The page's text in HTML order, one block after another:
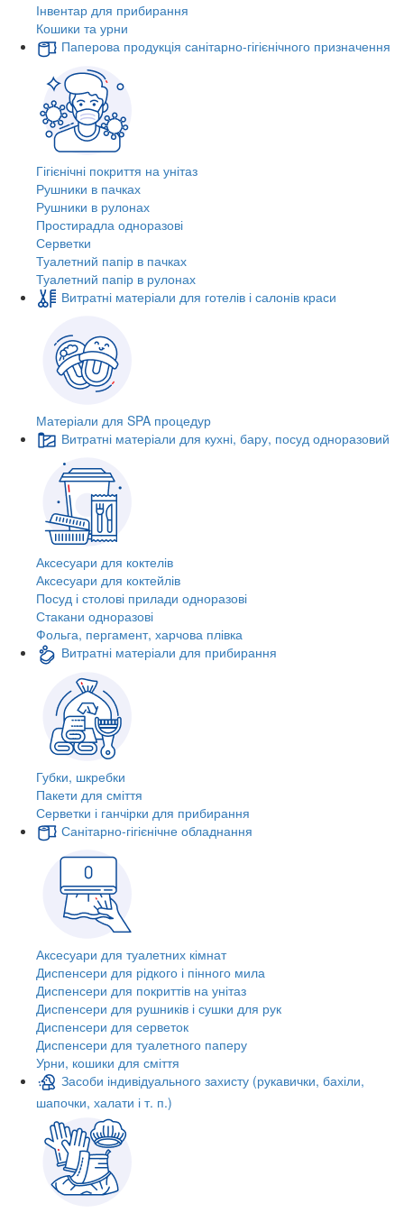
Інвентар для прибирання
Кошики та урни
Паперова продукція санітарно-гігієнічного призначення
Гігієнічні покриття на унітаз
Рушники в пачках
Рушники в рулонах
Простирадла одноразові
Серветки
Туалетний папір в пачках
Туалетний папір в рулонах
Витратні матеріали для готелів і салонів краси
Матеріали для SPA процедур
Витратні матеріали для кухні, бару, посуд одноразовий
Аксесуари для коктелів
Аксесуари для коктейлів
Посуд і столові прилади одноразові
Стакани одноразові
Фольга, пергамент, харчова плівка
Витратні матеріали для прибирання
Губки, шкребки
Пакети для сміття
Серветки і ганчірки для прибирання
Санітарно-гігієнічне обладнання
Аксесуари для туалетних кімнат
Диспенсери для рідкого і пінного мила
Диспенсери для покриттів на унітаз
Диспенсери для рушників і сушки для рук
Диспенсери для серветок
Диспенсери для туалетного паперу
Урни, кошики для сміття
Засоби індивідуального захисту (рукавички, бахіли,
шапочки, халати і т. п.)